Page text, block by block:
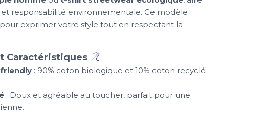
responsabilité environnementale. Ce modèle
exprimer votre style tout en respectant la
Caractéristiques
: 90% coton biologique et 10% coton recyclé
: Doux et agréable au toucher, parfait pour une